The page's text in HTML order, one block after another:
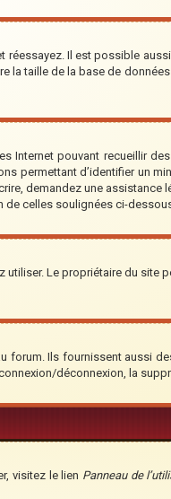
Il est possible
taille de la base de
Internet pouvant recueillir
permettant d’identifier un
demandez une assistance
de celles soulignées ci-
Le propriétaire du site
Ils fournissent aussi
déconnexion, la
visitez le lien Panneau de